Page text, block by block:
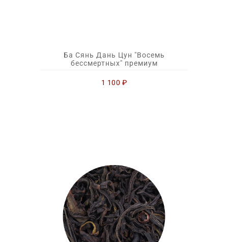
Ба Сянь Дань Цун "Восемь
бессмертных" премиум
1 100 ₽